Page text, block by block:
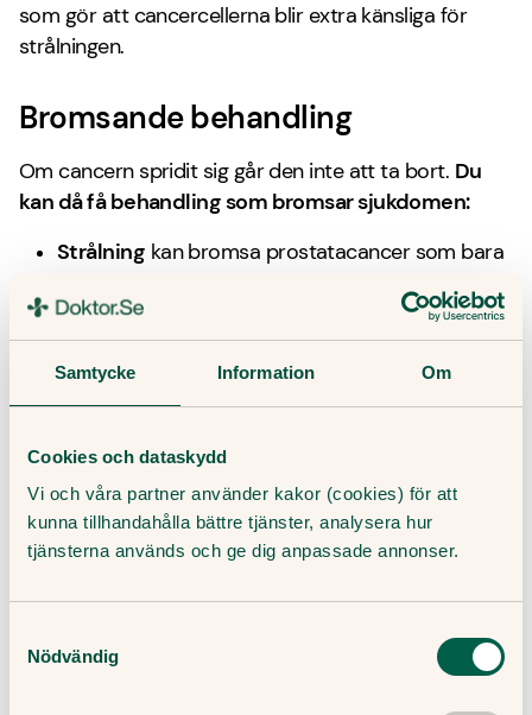
Samtycke Information Om
Cookies och dataskydd
Vi och våra partner använder kakor (cookies) för att
kunna tillhandahålla bättre tjänster, analysera hur
tjänsterna används och ge dig anpassade annonser.
Nödvändig
som gör att cancercellerna blir extra känsliga för
strålningen.
Bromsande behandling
Om cancern spridit sig går den inte att ta bort. Du
kan då få behandling som bromsar sjukdomen:
Strålning kan bromsa prostatacancer som bara
Hormonbehandlinggör att kroppen bildar
mindre testosteron eller att testosteronet i
kroppen får lägre effekt. Det hindrar cancern,
Hormonbehandling är ofta livslång. Ibland slutar
den fungera efter ett tag och du kan då få byta
till en annan slags hormonbehandling, eller
kombinera med annan behandling.
ibland när det är viktigt att snabbt få bort